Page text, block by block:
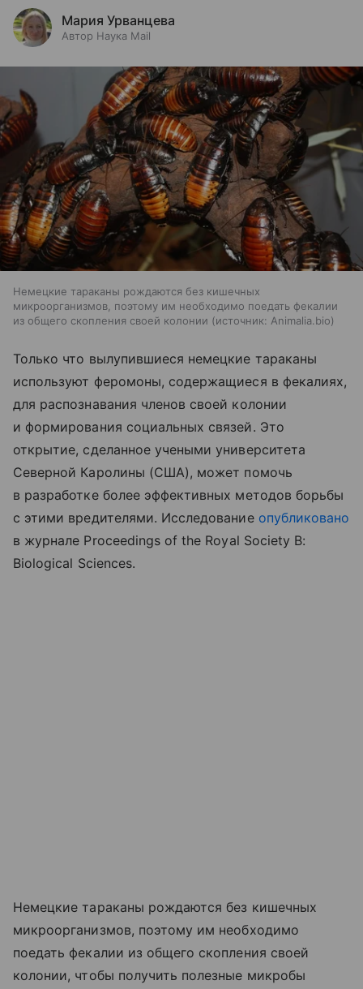
Мария Урванцева
Автор Наука Mail
Немецкие тараканы рождаются без кишечных
микроорганизмов, поэтому им необходимо поедать фекалии
из общего скопления своей колонии
источник: Animalia.bio
Только что вылупившиеся немецкие тараканы
используют феромоны, содержащиеся в фекалиях,
для распознавания членов своей колонии
и формирования социальных связей. Это
открытие, сделанное учеными университета
Северной Каролины (США), может помочь
в разработке более эффективных методов борьбы
с этими вредителями. Исследование опубликовано
в журнале Proceedings of the Royal Society B:
Biological Sciences.
Немецкие тараканы рождаются без кишечных
микроорганизмов, поэтому им необходимо
поедать фекалии из общего скопления своей
колонии, чтобы получить полезные микробы